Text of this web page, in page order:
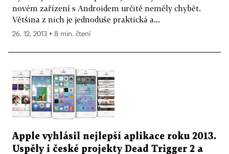
novém zařízení s Androidem určitě neměly chybět.
Většina z nich je jednoduše praktická a...
26. 12. 2013 ▪ 8 min. čtení
Apple vyhlásil nejlepší aplikace roku 2013.
Uspěly i české projekty Dead Trigger 2 a